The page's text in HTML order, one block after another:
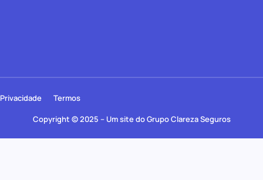
Copyright © 2025 – Um site do Grupo Clareza Seguros
Privacidade Termos